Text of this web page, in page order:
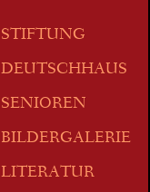
STIFTUNG
DEUTSCHHAUS
SENIOREN
BILDERGALERIE
LITERATUR